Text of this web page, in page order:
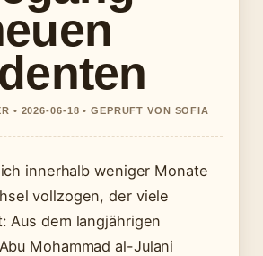
• 2026-06-18 • GEPRUFT VON SOFIA
innerhalb weniger Monate
vollzogen, der viele
Aus dem langjährigen
Mohammad al-Julani